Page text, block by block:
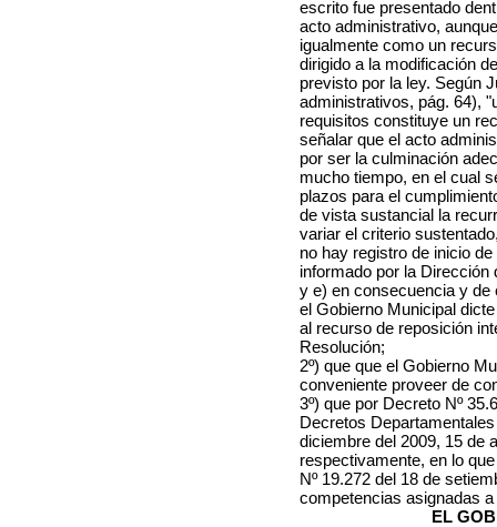
escrito fue presentado
acto administrativo,
igualmente como un
dirigido a la modificación
previsto por la ley. Según
administrativos, pág. 64),
requisitos constituye un
señalar que el acto
por ser la culminación
mucho tiempo, en el cual
plazos para el
de vista sustancial la
variar el criterio
no hay registro de inicio
informado por la Dirección
y e) en consecuencia y de
el Gobierno Municipal
al recurso de reposición
Resolución;
2º) que que el Gobierno
conveniente proveer de
3º) que por Decreto Nº
Decretos
diciembre del 2009, 15 de
respectivamente, en lo
Nº 19.272 del 18 de
competencias asignadas
EL